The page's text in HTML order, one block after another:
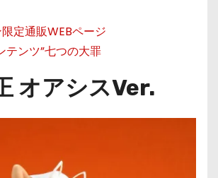
定通販WEBページ
テンツ”七つの大罪
オアシスVer.